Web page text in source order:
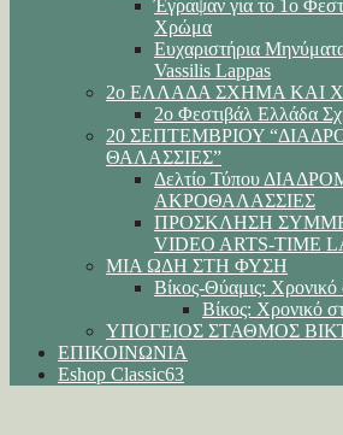
Έγραψαν για το 1ο
Χρώμα
Ευχαριστήρια
Vassilis Lappas
2ο ΕΛΛΑΔΑ ΣΧΗΜΑ ΚΑΙ
2ο Φεστιβάλ Ελλάδα
20 ΣΕΠΤΕΜΒΡΙΟΥ
ΘΑΛΑΣΣΙΕΣ”
Δελτίο Τύπου
ΑΚΡΟΘΑΛΑΣΣΙΕΣ
ΠΡΟΣΚΛΗΣΗ
VIDEO ARTS-TIME
ΜΙΑ ΩΔΗ ΣΤΗ ΦΥΣΗ
Βίκος-Θύαμις: Χρονικό
Βίκος: Χρονικό
ΥΠΟΓΕΙΟΣ ΣΤΑΘΜΟΣ
ΕΠΙΚΟΙΝΩΝΙΑ
Eshop Classic63